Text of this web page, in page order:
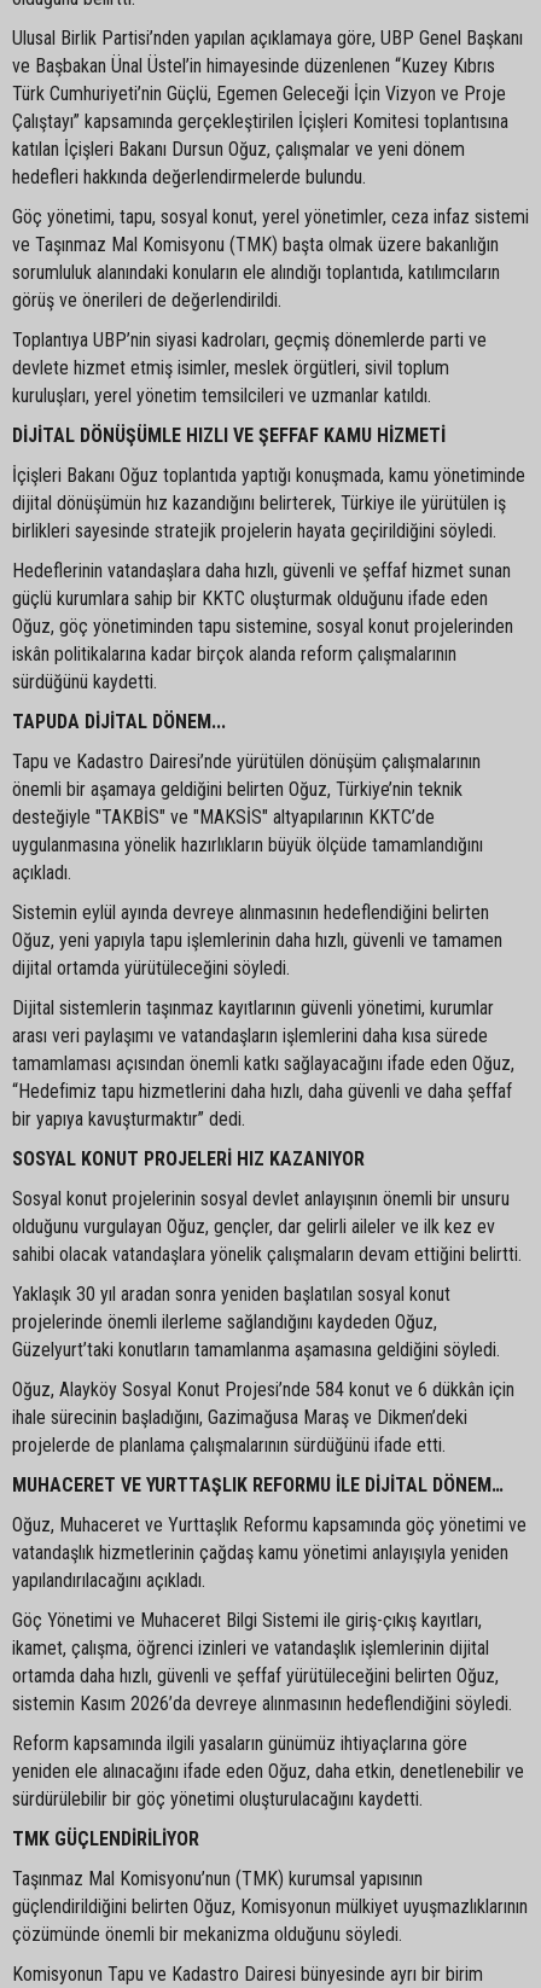
Ulusal Birlik Partisi’nden yapılan açıklamaya göre, UBP Genel Başkanı
ve Başbakan Ünal Üstel’in himayesinde düzenlenen “Kuzey Kıbrıs
Türk Cumhuriyeti’nin Güçlü, Egemen Geleceği İçin Vizyon ve Proje
Çalıştayı” kapsamında gerçekleştirilen İçişleri Komitesi toplantısına
katılan İçişleri Bakanı Dursun Oğuz, çalışmalar ve yeni dönem
hedefleri hakkında değerlendirmelerde bulundu.
Göç yönetimi, tapu, sosyal konut, yerel yönetimler, ceza infaz sistemi
ve Taşınmaz Mal Komisyonu (TMK) başta olmak üzere bakanlığın
sorumluluk alanındaki konuların ele alındığı toplantıda, katılımcıların
görüş ve önerileri de değerlendirildi.
Toplantıya UBP’nin siyasi kadroları, geçmiş dönemlerde parti ve
devlete hizmet etmiş isimler, meslek örgütleri, sivil toplum
kuruluşları, yerel yönetim temsilcileri ve uzmanlar katıldı.
DİJİTAL DÖNÜŞÜMLE HIZLI VE ŞEFFAF KAMU HİZMETİ
İçişleri Bakanı Oğuz toplantıda yaptığı konuşmada, kamu yönetiminde
dijital dönüşümün hız kazandığını belirterek, Türkiye ile yürütülen iş
birlikleri sayesinde stratejik projelerin hayata geçirildiğini söyledi.
Hedeflerinin vatandaşlara daha hızlı, güvenli ve şeffaf hizmet sunan
güçlü kurumlara sahip bir KKTC oluşturmak olduğunu ifade eden
Oğuz, göç yönetiminden tapu sistemine, sosyal konut projelerinden
iskân politikalarına kadar birçok alanda reform çalışmalarının
sürdüğünü kaydetti.
TAPUDA DİJİTAL DÖNEM...
Tapu ve Kadastro Dairesi’nde yürütülen dönüşüm çalışmalarının
önemli bir aşamaya geldiğini belirten Oğuz, Türkiye’nin teknik
desteğiyle "TAKBİS" ve "MAKSİS" altyapılarının KKTC’de
uygulanmasına yönelik hazırlıkların büyük ölçüde tamamlandığını
açıkladı.
Sistemin eylül ayında devreye alınmasının hedeflendiğini belirten
Oğuz, yeni yapıyla tapu işlemlerinin daha hızlı, güvenli ve tamamen
dijital ortamda yürütüleceğini söyledi.
Dijital sistemlerin taşınmaz kayıtlarının güvenli yönetimi, kurumlar
arası veri paylaşımı ve vatandaşların işlemlerini daha kısa sürede
tamamlaması açısından önemli katkı sağlayacağını ifade eden Oğuz,
“Hedefimiz tapu hizmetlerini daha hızlı, daha güvenli ve daha şeffaf
bir yapıya kavuşturmaktır” dedi.
SOSYAL KONUT PROJELERİ HIZ KAZANIYOR
Sosyal konut projelerinin sosyal devlet anlayışının önemli bir unsuru
olduğunu vurgulayan Oğuz, gençler, dar gelirli aileler ve ilk kez ev
sahibi olacak vatandaşlara yönelik çalışmaların devam ettiğini belirtti.
Yaklaşık 30 yıl aradan sonra yeniden başlatılan sosyal konut
projelerinde önemli ilerleme sağlandığını kaydeden Oğuz,
Güzelyurt’taki konutların tamamlanma aşamasına geldiğini söyledi.
Oğuz, Alayköy Sosyal Konut Projesi’nde 584 konut ve 6 dükkân için
ihale sürecinin başladığını, Gazimağusa Maraş ve Dikmen’deki
projelerde de planlama çalışmalarının sürdüğünü ifade etti.
MUHACERET VE YURTTAŞLIK REFORMU İLE DİJİTAL DÖNEM…
Oğuz, Muhaceret ve Yurttaşlık Reformu kapsamında göç yönetimi ve
vatandaşlık hizmetlerinin çağdaş kamu yönetimi anlayışıyla yeniden
yapılandırılacağını açıkladı.
Göç Yönetimi ve Muhaceret Bilgi Sistemi ile giriş-çıkış kayıtları,
ikamet, çalışma, öğrenci izinleri ve vatandaşlık işlemlerinin dijital
ortamda daha hızlı, güvenli ve şeffaf yürütüleceğini belirten Oğuz,
sistemin Kasım 2026’da devreye alınmasının hedeflendiğini söyledi.
Reform kapsamında ilgili yasaların günümüz ihtiyaçlarına göre
yeniden ele alınacağını ifade eden Oğuz, daha etkin, denetlenebilir ve
sürdürülebilir bir göç yönetimi oluşturulacağını kaydetti.
TMK GÜÇLENDİRİLİYOR
Taşınmaz Mal Komisyonu’nun (TMK) kurumsal yapısının
güçlendirildiğini belirten Oğuz, Komisyonun mülkiyet uyuşmazlıklarının
çözümünde önemli bir mekanizma olduğunu söyledi.
Komisyonun Tapu ve Kadastro Dairesi bünyesinde ayrı bir birim